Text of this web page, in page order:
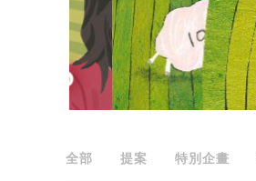
全部 提案 特別企畫